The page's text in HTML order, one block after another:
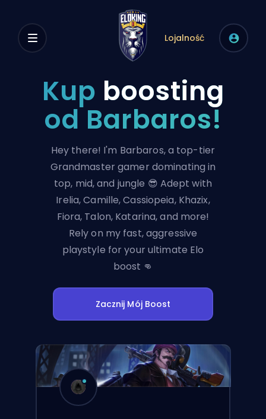
Lojalność
Kup boosting
od Barbaros!
Hey there! I'm Barbaros, a top-tier
Grandmaster gamer dominating in
top, mid, and jungle 😎 Adept with
Irelia, Camille, Cassiopeia, Khazix,
Fiora, Talon, Katarina, and more!
Rely on my fast, aggressive
playstyle for your ultimate Elo
boost 👊
Zacznij Mój Boost